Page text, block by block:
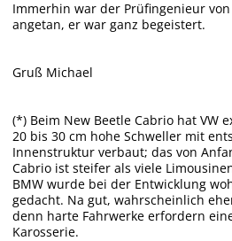
Immerhin war der Prüfingenieur
angetan, er war ganz begeistert.
Gruß Michael
(*) Beim New Beetle Cabrio hat VW
20 bis 30 cm hohe Schweller mit
Innenstruktur verbaut; das von
Cabrio ist steifer als viele
BMW wurde bei der Entwicklung
gedacht. Na gut, wahrscheinlich
denn harte Fahrwerke erfordern
Karosserie.